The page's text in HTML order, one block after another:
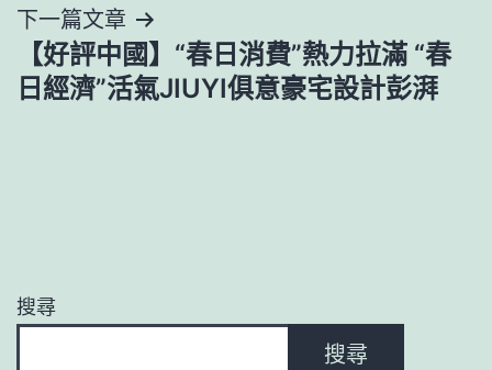
覽
下一篇文章
【好評中國】“春日消費”熱力拉滿 “春
日經濟”活氣JIUYI俱意豪宅設計彭湃
搜尋
搜尋